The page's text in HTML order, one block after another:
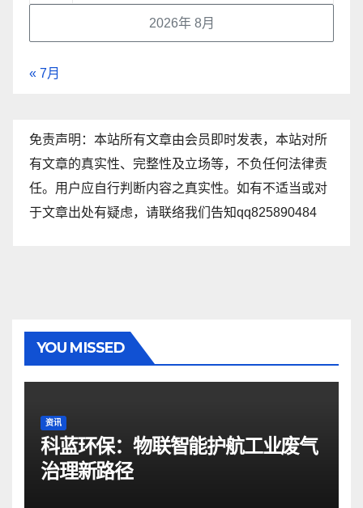
2026年 8月
« 7月
免责声明：本站所有文章由会员即时发表，本站对所
有文章的真实性、完整性及立场等，不负任何法律责
任。用户应自行判断内容之真实性。如有不适当或对
于文章出处有疑虑，请联络我们告知qq825890484
YOU MISSED
资讯
科蓝环保：物联智能护航工业废气
治理新路径